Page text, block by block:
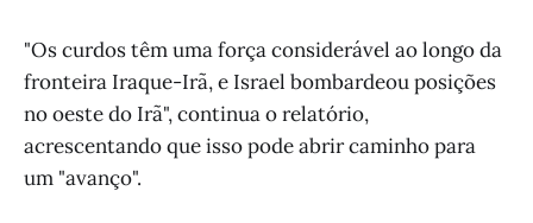
"Os curdos têm uma força considerável ao longo da
fronteira Iraque-Irã, e Israel bombardeou posições
no oeste do Irã", continua o relatório,
acrescentando que isso pode abrir caminho para
um "avanço".